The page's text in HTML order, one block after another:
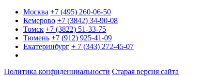
Москва +7 (495) 260-06-50
Кемерово +7 (3842) 34-90-08
Томск +7 (3822) 51-33-75
Тюмень +7 (912) 925-41-09
Екатеринбург + 7 (343) 272-45-07
Политика конфиденциальности Старая версия сайта